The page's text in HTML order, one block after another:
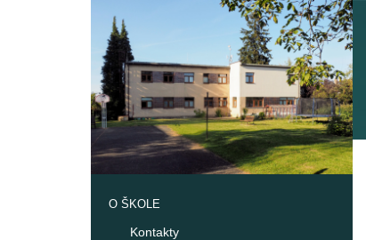
O ŠKOLE
Kontakty